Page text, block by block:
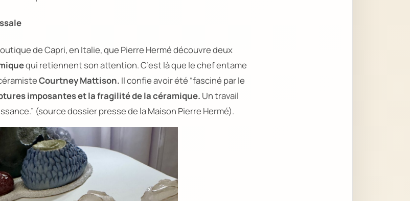
de Capri, en Italie, que Pierre Hermé découvre deux
qui retiennent son attention. C’est là que le chef entame
Courtney Mattison. Il confie avoir été “fasciné par le
imposantes et la fragilité de la céramique. Un travail
(source dossier presse de la Maison Pierre Hermé).